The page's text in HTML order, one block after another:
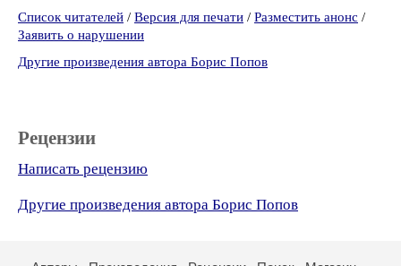
Список читателей / Версия для печати / Разместить анонс /
Заявить о нарушении
Другие произведения автора Борис Попов
Рецензии
Написать рецензию
Другие произведения автора Борис Попов